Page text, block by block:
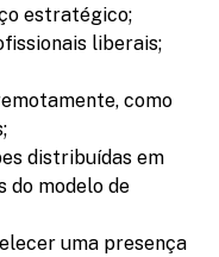
estratégico;
liberais;
como
distribuídas em
do modelo de
uma presença